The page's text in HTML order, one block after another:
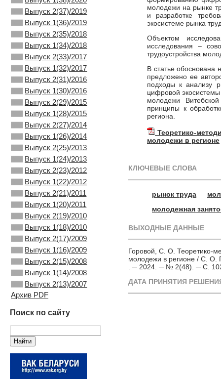
Выпуск 2(37)/2019
Выпуск 1(36)/2019
Выпуск 2(35)/2018
Выпуск 1(34)/2018
Выпуск 2(33)/2017
Выпуск 1(32)/2017
Выпуск 2(31)/2016
Выпуск 1(30)/2016
Выпуск 2(29)/2015
Выпуск 1(28)/2015
Выпуск 2(27)/2014
Выпуск 1(26)/2014
Выпуск 2(25)/2013
Выпуск 1(24)/2013
Выпуск 2(23)/2012
Выпуск 1(22)/2012
Выпуск 2(21)/2011
Выпуск 1(20)/2011
Выпуск 2(19)/2010
Выпуск 1(18)/2010
Выпуск 2(17)/2009
Выпуск 1(16)/2009
Выпуск 2(15)/2008
Выпуск 1(14)/2008
Выпуск 2(13)/2007
Архив PDF
Поиск по сайту
молодежи на рынке
и разработке
экосистеме рынка
Объектом
исследования –
трудоустройства
В статье
предложено ее
подходы к анализу
цифровой
молодежи
принципы к
региона.
Теоретико-
молодежи в регионе
КЛЮЧЕВЫЕ СЛОВА
рынок труда
молодежная
ВЫХОДНЫЕ ДАННЫЕ
Горовой, С. О. Теоретико-
молодежи в регионе / С. О.
. ─ 2024. ─ № 2(48). ─ С.
ДАТА ПРИНЯТИЯ